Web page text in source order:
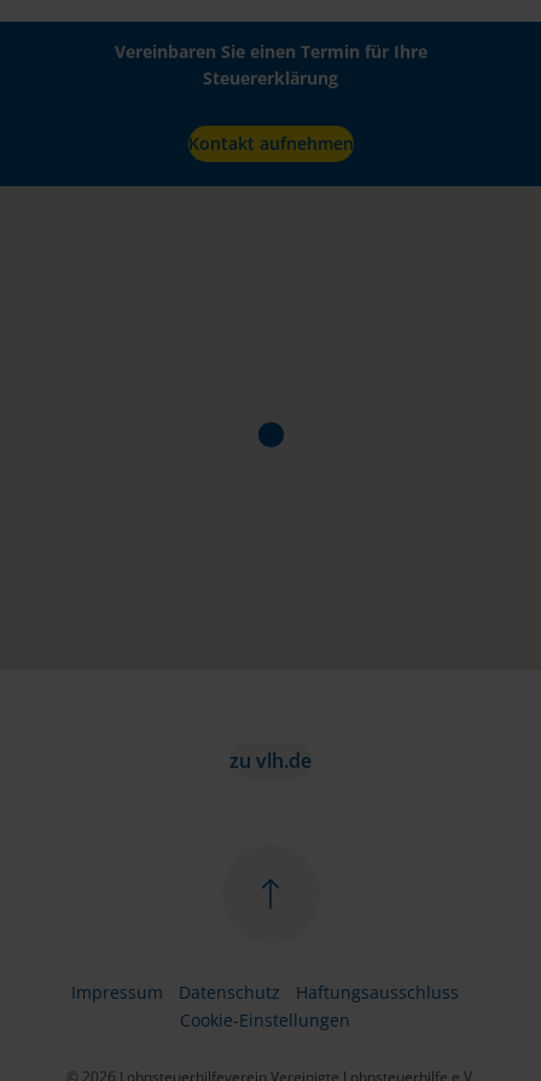
Vereinbaren Sie einen Termin für Ihre
Steuererklärung
Kontakt aufnehmen
zu vlh.de
Impressum Datenschutz
Haftungsausschluss
Cookie-Einstellungen